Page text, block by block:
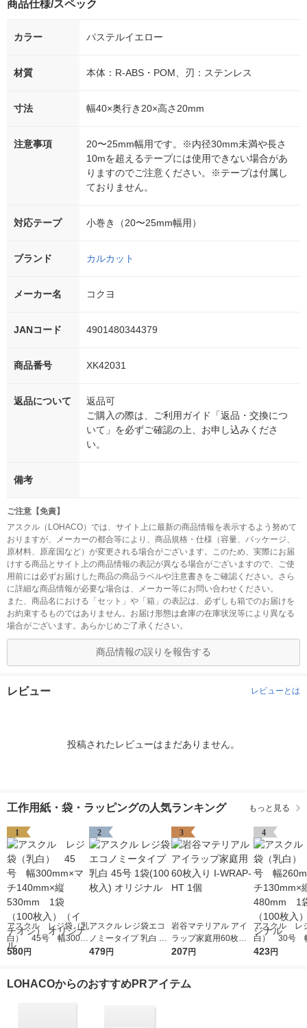
商品仕様/スペック
カラー パステルイエロー
材質 本体：R-ABS・POM、刃：ステンレス
寸法 幅40×奥行き20×高さ20mm
注意事項
20〜25mm幅用です。※内径30mm未満や長さ
10mを超えるテープには使用できない場合があ
りますのでご注意ください。※テープは付属し
ておりません。
対応テープ 小巻き（20〜25mm幅用）
ブランド カルカット
メーカー名 コクヨ
JANコード 4901480344379
商品番号 XK42031
返品について
返品可
ご購入の際は、ご利用ガイド「返品・交換につ
いて」を必ずご確認の上、お申し込みくださ
い。
備考
ご注意【免責】
アスクル（LOHACO）では、サイト上に最新の商品情報を表示するよう努めて
おりますが、メーカーの都合等により、商品規格・仕様（容量、パッケージ、
原材料、原産国など）が変更される場合がございます。このため、実際にお届
けする商品とサイト上の商品情報の表記が異なる場合がございますので、ご使
用前には必ずお届けした商品の商品ラベルや注意書きをご確認ください。さら
に詳細な商品情報が必要な場合は、メーカー等にお問い合わせください。
また、商品名における「セット」や「箱」の表記は、必ずしも箱でのお届けを
お約束するものではありません。お届け形態は倉庫の在庫状況等により異なる
場合がございます。あらかじめご了承ください。
商品情報の誤りを報告する
レビュー レビューとは
投稿されたレビューはまだありません。
工作用紙・袋・ラッピングの人気ランキング もっと見る
1
アスクル レジ袋（乳
白） 45号 幅300m
m×マチ140mm×縦53
リジナル
580円
2
アスクル レジ袋エコ
ノミータイプ 乳白 45
号 1袋(100枚入) オリ
479円
3
岩谷マテリアル アイ
ラップ家庭用60枚入
り I-WRAP-HT 1個
207円
4
アスクル レ
白） 30号
m×マチ
423円
LOHACOからのおすすめPRアイテム